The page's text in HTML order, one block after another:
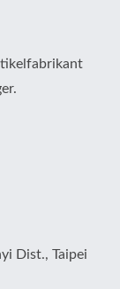
Dist., Taipei